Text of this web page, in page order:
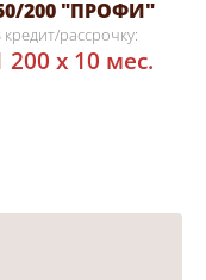
200 "ПРОФИ"
кредит/рассрочку:
200 x 10 мес.